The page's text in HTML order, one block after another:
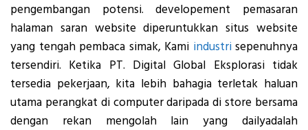
pengembangan potensi. developement pemasaran
halaman saran website diperuntukkan situs website
yang tengah pembaca simak, Kami industrisepenuhnya
tersendiri. Ketika PT. Digital Global Eksplorasi tidak
tersedia pekerjaan, kita lebih bahagia terletak haluan
utama perangkat di computer daripada di store bersama
dengan rekan mengolah lain yang dailyadalah